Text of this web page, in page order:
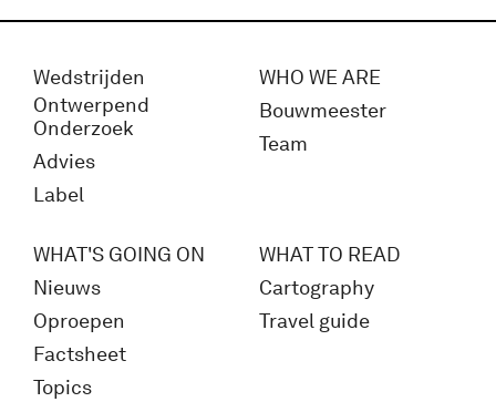
Wedstrijden
Ontwerpend
Onderzoek
Advies
Label
WHO WE ARE
Bouwmeester
Team
WHAT'S GOING ON
Nieuws
Oproepen
Factsheet
Topics
WHAT TO READ
Cartography
Travel guide